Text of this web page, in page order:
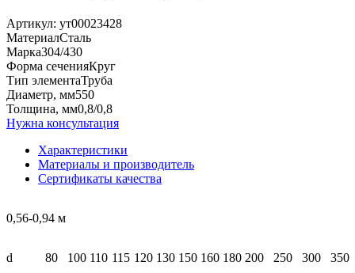
Артикул: ут00023428
МатериалСталь
Марка304/430
Форма сеченияКруг
Тип элементаТруба
Диаметр, мм550
Толщина, мм0,8/0,8
Нужна консультация
Характеристики
Материалы и производитель
Сертификаты качества
0,56-0,94 м
d 80 100 110 115 120 130 150 160 180 200 250 300 350